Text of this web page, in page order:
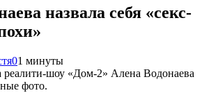
назвала себя «секс-
01 минуты
реалити-шоу «Дом-2» Алена Водонаева
фото.